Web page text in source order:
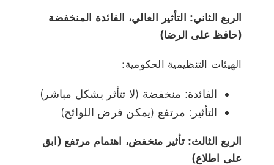
الربع الثاني: التأثير العالي، الفائدة المنخفضة
(حافظ على الرضا)
الهيئات التنظيمية الحكومية:
الفائدة: منخفضة (لا تتأثر بشكل مباشر)
التأثير: مرتفع (يمكن فرض اللوائح)
الربع الثالث: تأثير منخفض، اهتمام مرتفع (ابق
على اطلاع)